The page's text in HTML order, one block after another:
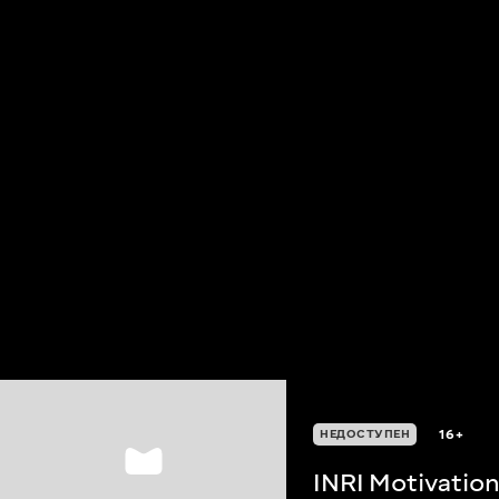
НЕДОСТУПЕН 16+
INRI Motivation